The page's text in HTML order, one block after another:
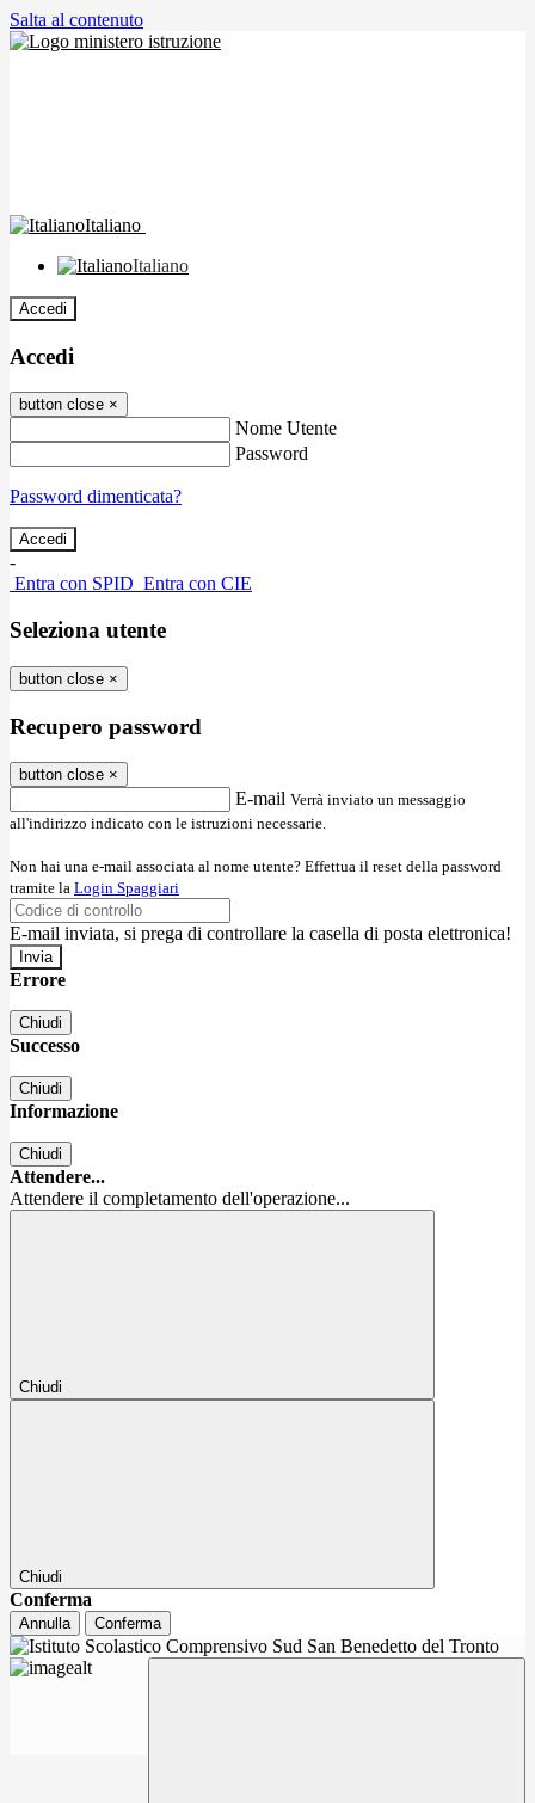
Salta al contenuto
Italiano
Italiano
Accedi
Accedi
button close ×
Nome Utente
Password
Password dimenticata?
-
Entra con SPID Entra con CIE
Seleziona utente
button close ×
Recupero password
button close ×
E-mail Verrà inviato un messaggio
all'indirizzo indicato con le istruzioni necessarie.
Non hai una e-mail associata al nome utente? Effettua il reset della password
tramite la Login Spaggiari
E-mail inviata, si prega di controllare la casella di posta elettronica!
Errore
Chiudi
Successo
Chiudi
Informazione
Chiudi
Attendere...
Attendere il completamento dell'operazione...
Chiudi
Chiudi
Conferma
Annulla Conferma